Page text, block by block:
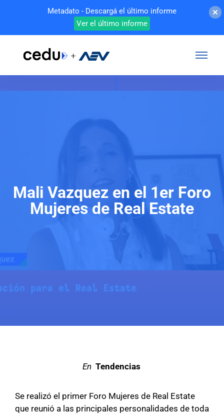
Mali Vazquez en el 1er Foro
Mujeres de Real Estate
en Tendencias
Se realizó el primer Foro Mujeres de Real Estate
que reunió a las principales personalidades de toda
Metadato - Descargá el último informe
Ver el último informe